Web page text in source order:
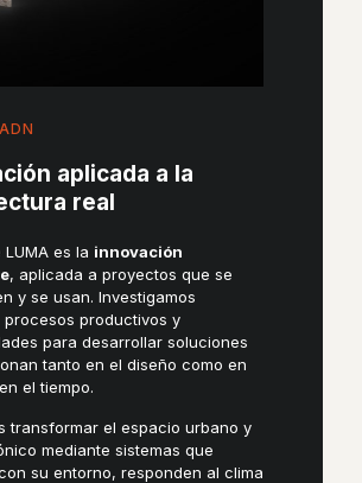
aplicada a la
real
LUMA es la innovación
, aplicada a proyectos que se
y se usan. Investigamos
procesos productivos y
para desarrollar soluciones
tanto en el diseño como en
el tiempo.
transformar el espacio urbano y
mediante sistemas que
su entorno, responden al clima